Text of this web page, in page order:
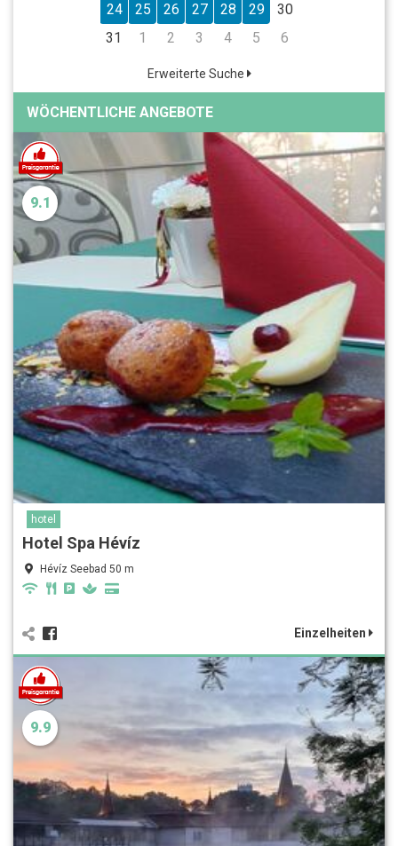
24
25 26 27 28 29
30
31
1 2 3 4 5 6
Erweiterte Suche
WÖCHENTLICHE ANGEBOTE
9.1
hotel
Hotel Spa Hévíz
Hévíz Seebad 50 m
Einzelheiten
9.9